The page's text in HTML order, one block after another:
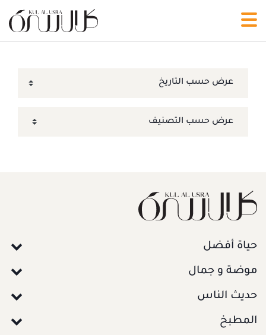
حياة أفضل
موضة و جمال
حديث الناس
المطبخ